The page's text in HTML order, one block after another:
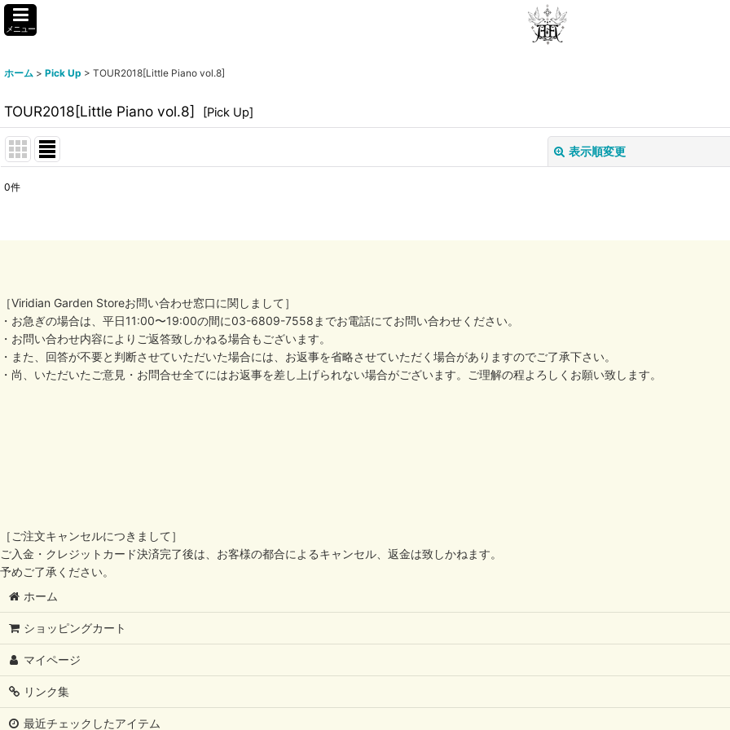
メニュー
ホーム > Pick Up > TOUR2018[Little Piano vol.8]
TOUR2018[Little Piano vol.8] [Pick Up]
表示順変更
0件
［Viridian Garden Storeお問い合わせ窓口に関しまして］
・お急ぎの場合は、平日11:00〜19:00の間に03-6809-7558までお電話にてお問い合わせください。
・お問い合わせ内容によりご返答致しかねる場合もございます。
・また、回答が不要と判断させていただいた場合には、お返事を省略させていただく場合がありますのでご了承下さい。
・尚、いただいたご意見・お問合せ全てにはお返事を差し上げられない場合がございます。ご理解の程よろしくお願い致します。
［ご注文キャンセルにつきまして］
ご入金・クレジットカード決済完了後は、お客様の都合によるキャンセル、返金は致しかねます。
予めご了承ください。
ホーム
ショッピングカート
マイページ
リンク集
最近チェックしたアイテム